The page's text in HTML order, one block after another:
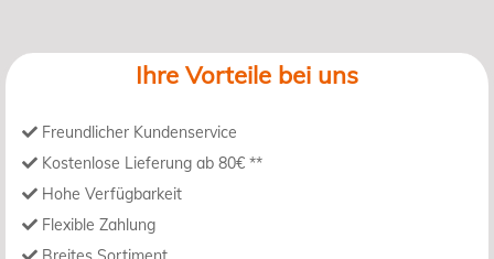
Ihre Vorteile bei uns
Freundlicher Kundenservice
Kostenlose Lieferung ab 80€ **
Hohe Verfügbarkeit
Flexible Zahlung